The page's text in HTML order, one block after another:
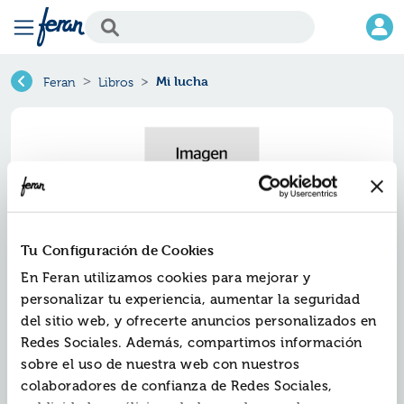
Tu Configuración de Cookies
En Feran utilizamos cookies para mejorar y
personalizar tu experiencia, aumentar la seguridad
del sitio web, y ofrecerte anuncios personalizados en
Redes Sociales. Además, compartimos información
sobre el uso de nuestra web con nuestros
colaboradores de confianza de Redes Sociales,
Feran Libros Mi lucha
Mi lucha
Ref.ZZZ-0747391
ISBN:9788490747391